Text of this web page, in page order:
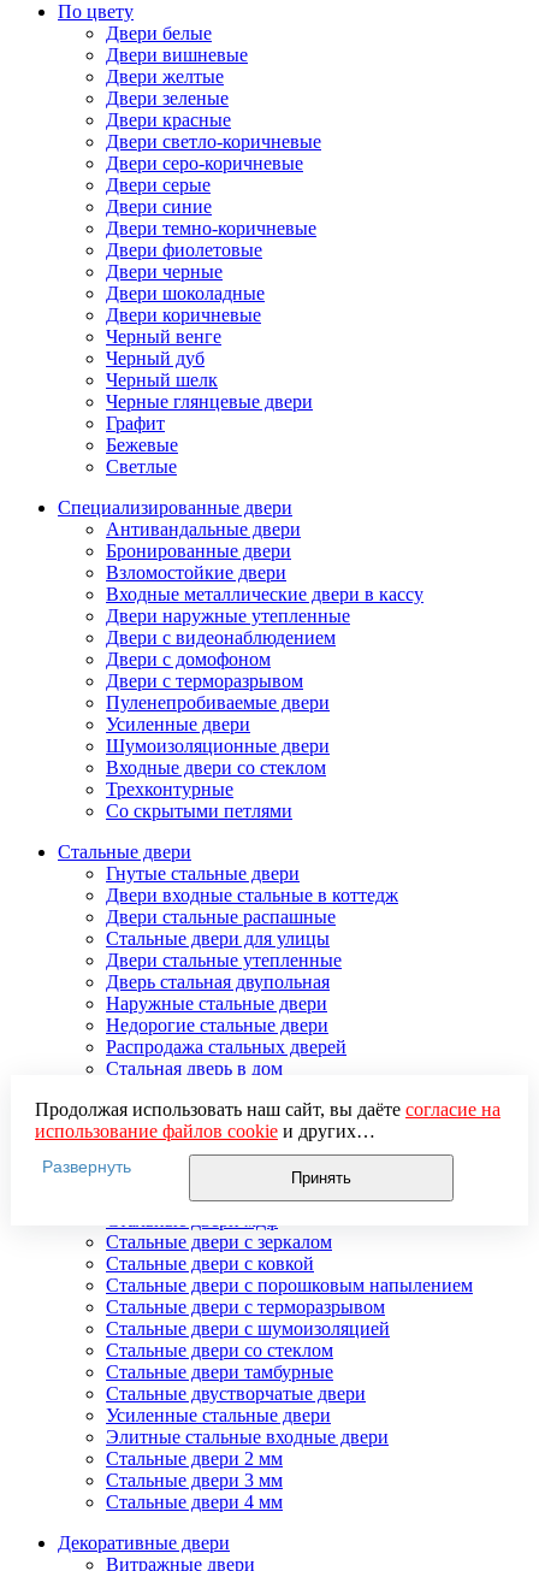
По цвету
Двери белые
Двери вишневые
Двери желтые
Двери зеленые
Двери красные
Двери светло-коричневые
Двери серо-коричневые
Двери серые
Двери синие
Двери темно-коричневые
Двери фиолетовые
Двери черные
Двери шоколадные
Двери коричневые
Черный венге
Черный дуб
Черный шелк
Черные глянцевые двери
Графит
Бежевые
Светлые
Специализированные двери
Антивандальные двери
Бронированные двери
Взломостойкие двери
Входные металлические двери в кассу
Двери наружные утепленные
Двери с видеонаблюдением
Двери с домофоном
Двери с терморазрывом
Пуленепробиваемые двери
Усиленные двери
Шумоизоляционные двери
Входные двери со стеклом
Трехконтурные
Со скрытыми петлями
Стальные двери
Гнутые стальные двери
Двери входные стальные в коттедж
Двери стальные распашные
Стальные двери для улицы
Двери стальные утепленные
Дверь стальная двупольная
Наружные стальные двери
Недорогие стальные двери
Распродажа стальных дверей
Стальная дверь в дом
Стальные взломостойкие двери
Стальные входные двери в квартиру
Стальные двери в подъезд
Стальные двери внутреннего открывания
Стальные двери массив
Стальные двери с зеркалом
Стальные двери с ковкой
Стальные двери с порошковым напылением
Стальные двери с терморазрывом
Стальные двери с шумоизоляцией
Стальные двери со стеклом
Стальные двери тамбурные
Стальные двустворчатые двери
Усиленные стальные двери
Элитные стальные входные двери
Стальные двери 2 мм
Стальные двери 3 мм
Стальные двери 4 мм
Декоративные двери
Витражные двери
Продолжая использовать наш сайт, вы даёте согласие на
использование файлов cookieи других
пользовательских данных (включая IP-адрес, сведения о
местоположении, устройстве, действиях на сайте и т. п.)
для функционирования сайта, проведения
использования систем аналитики (например,
Яндекс.Метрика), в соответствии с нашей
обработки персональных данных.
Если вы не хотите, чтобы ваши данные обрабатывались,
настройте ограничения в браузере или покиньте сайт.
Развернуть
Принять